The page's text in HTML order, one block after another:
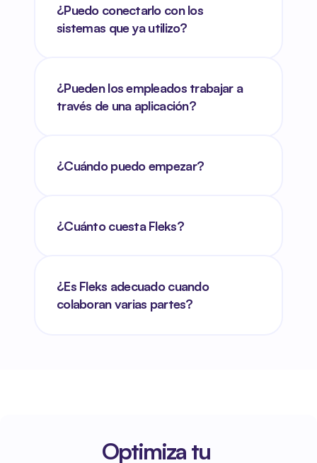
¿Puedo conectarlo con los
sistemas que ya utilizo?
¿Pueden los empleados trabajar a
través de una aplicación?
¿Cuándo puedo empezar?
¿Cuánto cuesta Fleks?
¿Es Fleks adecuado cuando
colaboran varias partes?
Optimiza tu